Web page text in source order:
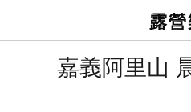
露營
嘉義阿里山